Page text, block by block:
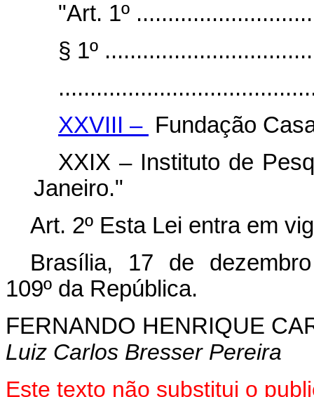
"Art. 1º
§ 1º
XXVIII – Fundação
XXIX – Instituto de
Janeiro."
Art. 2º Esta Lei entra em
Brasília, 17 de dezembro
109º da República.
FERNANDO HENRIQUE
Luiz Carlos Bresser Pereira
Este texto não substitui o